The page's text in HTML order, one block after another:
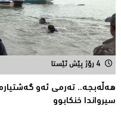
4 رۆژ پێش ئێستا
هەڵەبجە.. تەرمی ئەو
سیرواندا خنكابوو